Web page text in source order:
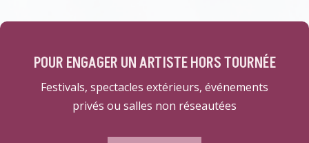
POUR ENGAGER UN ARTISTE HORS TOURNÉE
Festivals, spectacles extérieurs, événements
privés ou salles non réseautées